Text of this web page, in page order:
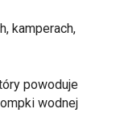
kamperach,
powoduje
wodnej